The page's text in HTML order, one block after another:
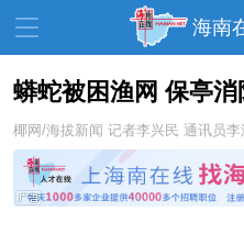
海南
资讯中心 热点 旅
文体 消费 财
蟒蛇被困渔网 保亭消
椰网/海拔新闻 记者李兴民 通讯员李